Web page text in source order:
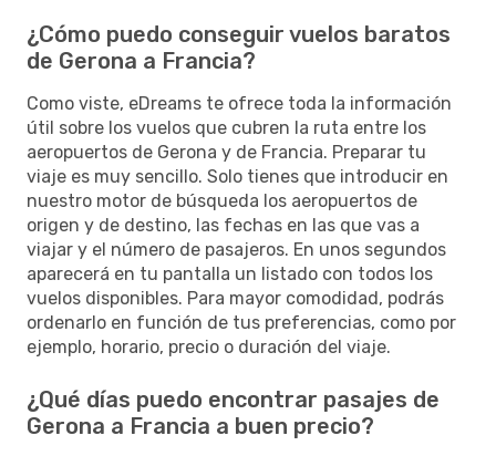
¿Cómo puedo conseguir vuelos baratos
de Gerona a Francia?
Como viste, eDreams te ofrece toda la información
útil sobre los vuelos que cubren la ruta entre los
aeropuertos de Gerona y de Francia. Preparar tu
viaje es muy sencillo. Solo tienes que introducir en
nuestro motor de búsqueda los aeropuertos de
origen y de destino, las fechas en las que vas a
viajar y el número de pasajeros. En unos segundos
aparecerá en tu pantalla un listado con todos los
vuelos disponibles. Para mayor comodidad, podrás
ordenarlo en función de tus preferencias, como por
ejemplo, horario, precio o duración del viaje.
¿Qué días puedo encontrar pasajes de
Gerona a Francia a buen precio?